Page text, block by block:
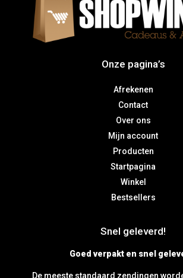
Onze pagina’s
Afrekenen
Contact
Over ons
Mijn account
Producten
Startpagina
Winkel
Bestsellers
Snel geleverd!
Goed verpakt en snel
De meeste standaard zendingen